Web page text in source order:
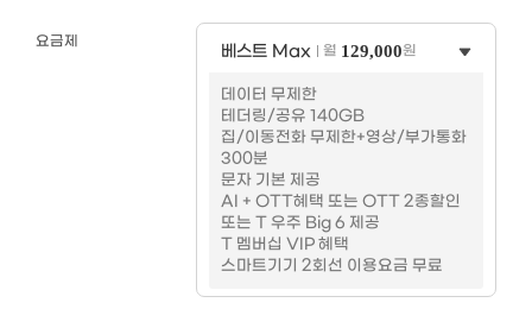
요금제 베스트 Max 월 129,000원
데이터 무제한
테더링/공유 140GB
집/이동전화 무제한+영상/부가통화
300분
문자 기본 제공
AI + OTT혜택 또는 OTT 2종할인
또는 T 우주 Big 6 제공
T 멤버십 VIP 혜택
스마트기기 2회선 이용요금 무료